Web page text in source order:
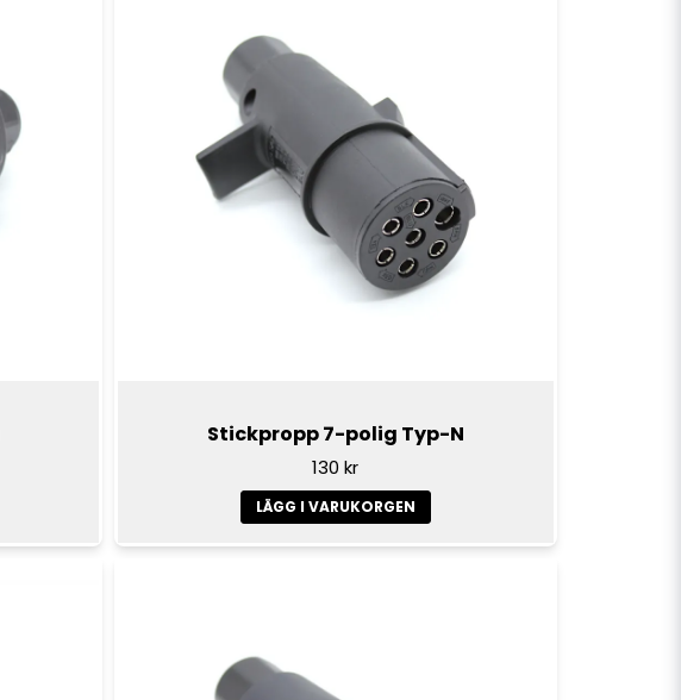
Stickpropp 7-polig Typ-N
130 kr
LÄGG I VARUKORGEN